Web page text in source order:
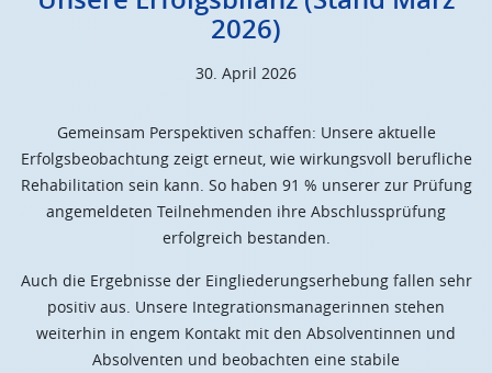
2026)
30. April 2026
Gemeinsam Perspektiven schaffen: Unsere aktuelle
Erfolgsbeobachtung zeigt erneut, wie wirkungsvoll berufliche
Rehabilitation sein kann. So haben 91 % unserer zur Prüfung
angemeldeten Teilnehmenden ihre Abschlussprüfung
erfolgreich bestanden.
Auch die Ergebnisse der Eingliederungserhebung fallen sehr
positiv aus. Unsere Integrationsmanagerinnen stehen
weiterhin in engem Kontakt mit den Absolventinnen und
Absolventen und beobachten eine stabile